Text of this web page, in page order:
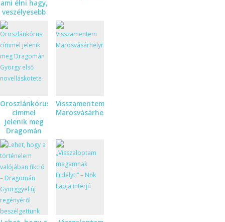
ami élni hagy,
veszélyesebb
annál, ami el
akar
pusztítani” –
Dragomán
György és
Visky András
beszélgetése
Oroszlánkórus
címmel
jelenik meg
Dragomán
György első
novelláskötete
Visszamentem
Marosvásárhelyre